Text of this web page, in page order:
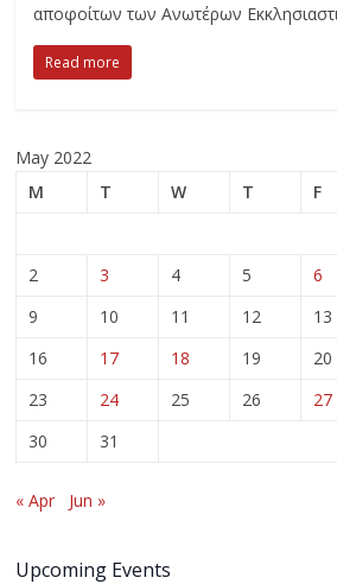
αποφοίτων των Ανωτέρων
Read more
May 2022
M
T W T F
2
3 4 5 6
9
10 11 12 13
16
17 18 19 20
23
24 25 26 27
30
31
« Apr Jun »
Upcoming Events